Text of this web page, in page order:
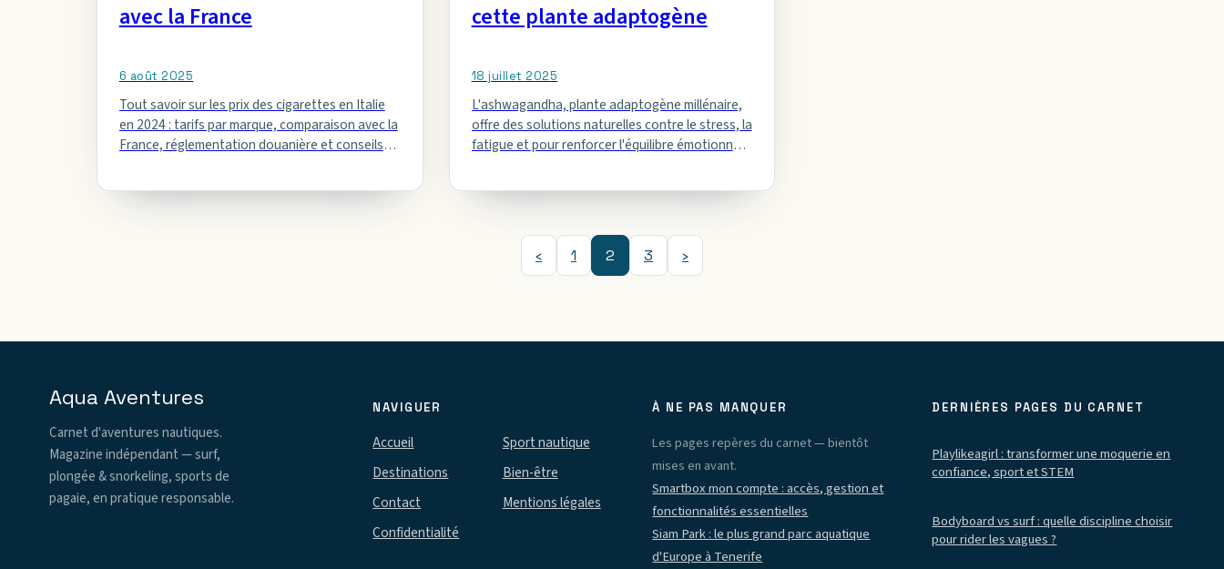
avec la France
6 août 2025
Tout savoir sur les prix des cigarettes en Italie
en 2024 : tarifs par marque, comparaison avec la
France, réglementation douanière et conseils
cette plante adaptogène
18 juillet 2025
L'ashwagandha, plante adaptogène millénaire,
offre des solutions naturelles contre le stress, la
fatigue et pour renforcer l'équilibre émotionnel
‹ 1 2 3 ›
Aqua Aventures
Carnet d'aventures nautiques.
Magazine indépendant — surf,
plongée & snorkeling, sports de
pagaie, en pratique responsable.
NAVIGUER
Accueil
Sport nautique
Destinations
Bien-être
Contact
Mentions légales
Confidentialité
À NE PAS MANQUER
Les pages repères du carnet — bientôt
mises en avant.
Smartbox mon compte : accès, gestion et
fonctionnalités essentielles
Siam Park : le plus grand parc aquatique
d'Europe à Tenerife
DERNIÈRES PAGES DU CARNET
Playlikeagirl : transformer une moquerie en
confiance, sport et STEM
Bodyboard vs surf : quelle discipline choisir
pour rider les vagues ?